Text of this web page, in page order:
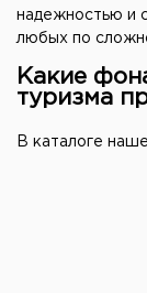
надежностью и
любых по
Какие
туризма
В каталоге